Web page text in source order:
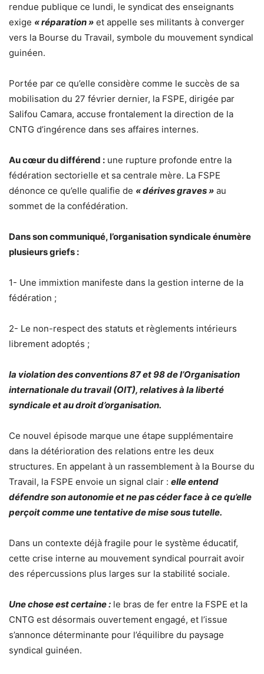
rendue publique ce lundi, le syndicat des enseignants
exige « réparation » et appelle ses militants à converger
vers la Bourse du Travail, symbole du mouvement syndical
guinéen.
Portée par ce qu’elle considère comme le succès de sa
mobilisation du 27 février dernier, la FSPE, dirigée par
Salifou Camara, accuse frontalement la direction de la
CNTG d’ingérence dans ses affaires internes.
Au cœur du différend : une rupture profonde entre la
fédération sectorielle et sa centrale mère. La FSPE
dénonce ce qu’elle qualifie de « dérives graves » au
sommet de la confédération.
Dans son communiqué, l’organisation syndicale énumère
plusieurs griefs :
1- Une immixtion manifeste dans la gestion interne de la
fédération ;
2- Le non-respect des statuts et règlements intérieurs
librement adoptés ;
la violation des conventions 87 et 98 de l’Organisation
internationale du travail (OIT), relatives à la liberté
syndicale et au droit d’organisation.
Ce nouvel épisode marque une étape supplémentaire
dans la détérioration des relations entre les deux
structures. En appelant à un rassemblement à la Bourse du
Travail, la FSPE envoie un signal clair : elle entend
défendre son autonomie et ne pas céder face à ce qu’elle
perçoit comme une tentative de mise sous tutelle.
Dans un contexte déjà fragile pour le système éducatif,
cette crise interne au mouvement syndical pourrait avoir
des répercussions plus larges sur la stabilité sociale.
Une chose est certaine : le bras de fer entre la FSPE et la
CNTG est désormais ouvertement engagé, et l’issue
s’annonce déterminante pour l’équilibre du paysage
syndical guinéen.